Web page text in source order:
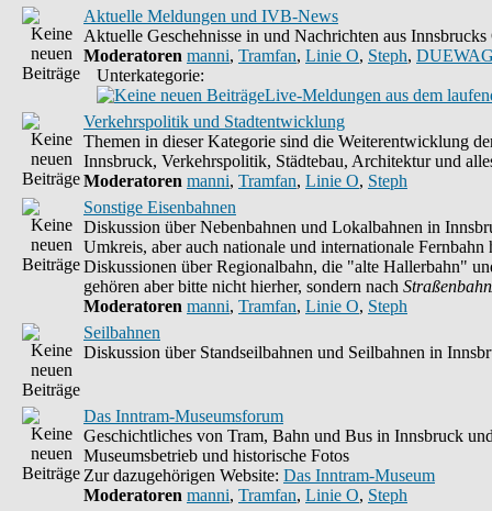
Aktuelle Meldungen und IVB-News
Aktuelle Geschehnisse in und Nachrichten aus
Moderatoren manni, Tramfan, Linie O, Steph,
Unterkategorie:
Live-Meldungen aus dem
Verkehrspolitik und Stadtentwicklung
Themen in dieser Kategorie sind die Weiterentwicklung
Innsbruck, Verkehrspolitik, Städtebau, Architektur und
Moderatoren manni, Tramfan, Linie O, Steph
Sonstige Eisenbahnen
Diskussion über Nebenbahnen und Lokalbahnen in
Umkreis, aber auch nationale und internationale Fernbahn
Diskussionen über Regionalbahn, die "alte Hallerbahn"
gehören aber bitte nicht hierher, sondern nach
Moderatoren manni, Tramfan, Linie O, Steph
Seilbahnen
Diskussion über Standseilbahnen und Seilbahnen in
Das Inntram-Museumsforum
Geschichtliches von Tram, Bahn und Bus in Innsbruck
Museumsbetrieb und historische Fotos
Zur dazugehörigen Website: Das Inntram-Museum
Moderatoren manni, Tramfan, Linie O, Steph